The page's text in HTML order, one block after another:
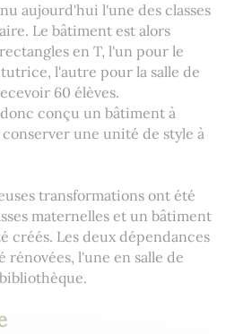
aujourd'hui l'une des classes
Le bâtiment est alors
en T, l'un pour le
l'autre pour la salle de
60 élèves.
conçu un bâtiment à
une unité de style à
transformations ont été
maternelles et un bâtiment
créés. Les deux dépendances
rénovées, l'une en salle de